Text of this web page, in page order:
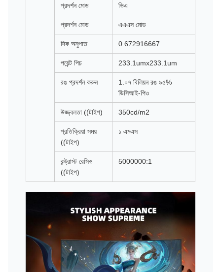
প্রদর্শন মোড ভিএ
প্রদর্শন মোড এএএস মোড
দিক অনুপাত 0.672916667
পয়েন্ট পিচ 233.1umx233.1um
রঙ প্রদর্শন করুন
1.০৭ বিলিয়ন রঙ ৯৫%
ডিসিআই-পি৩
উজ্জ্বলতা ((টাইপ) 350cd/m2
প্রতিক্রিয়া সময়
((টাইপ)
১ এমএস
কন্ট্রাস্ট রেসিও
((টাইপ)
5000000:1